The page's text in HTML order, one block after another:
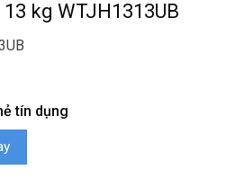
kg WTJH1313UB
tín dụng
số lượng